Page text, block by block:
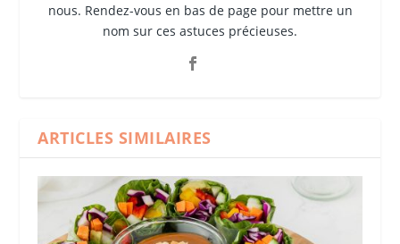
nous. Rendez-vous en bas de page pour mettre un
nom sur ces astuces précieuses.
ARTICLES SIMILAIRES